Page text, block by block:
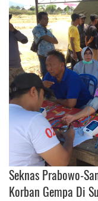
Seknas Prabowo-
Korban Gempa Di